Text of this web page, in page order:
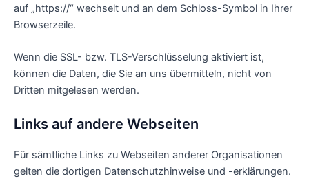
auf „https://“ wechselt und an dem Schloss-Symbol in Ihrer
Browserzeile.
Wenn die SSL- bzw. TLS-Verschlüsselung aktiviert ist,
können die Daten, die Sie an uns übermitteln, nicht von
Dritten mitgelesen werden.
Links auf andere Webseiten
Für sämtliche Links zu Webseiten anderer Organisationen
gelten die dortigen Datenschutzhinweise und -erklärungen.